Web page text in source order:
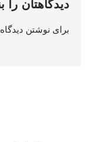
دیدگاهتان را
برای نوشتن دیدگاه